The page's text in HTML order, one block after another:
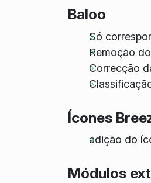
Baloo
Só
Remoção
Correcção
Ícones
adição do
Módulos